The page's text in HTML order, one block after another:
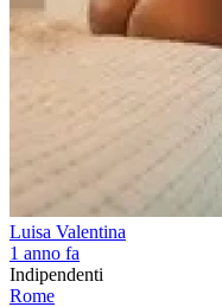
Luisa Valentina
1 anno fa
Indipendenti
Rome